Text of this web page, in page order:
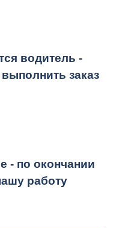
водитель -
заказ
- по окончании
работу